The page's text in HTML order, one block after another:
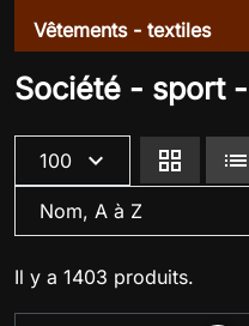
Vêtements - textiles
Société - sport
Il y a 1403 produits.
Nom, A à Z
100 expand_more grid_view